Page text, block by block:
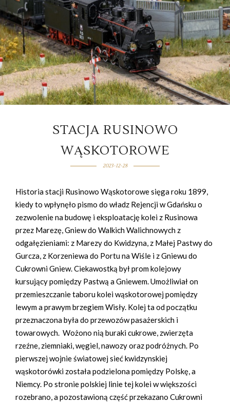
STACJA RUSINOWO
WĄSKOTOROWE
2023-12-28
Historia stacji Rusinowo Wąskotorowe sięga roku 1899,
kiedy to wpłynęło pismo do władz Rejencji w Gdańsku o
zezwolenie na budowę i eksploatację kolei z Rusinowa
przez Marezę, Gniew do Walkich Walichnowych z
odgałęzieniami: z Marezy do Kwidzyna, z Małej Pastwy do
Gurcza, z Korzeniewa do Portu na Wiśle i z Gniewu do
Cukrowni Gniew. Ciekawostką był prom kolejowy
kursujący pomiędzy Pastwą a Gniewem. Umożliwiał on
przemieszczanie taboru kolei wąskotorowej pomiędzy
lewym a prawym brzegiem Wisły. Kolej ta od początku
przeznaczona była do przewozów pasażerskich i
towarowych. Wożono nią buraki cukrowe, zwierzęta
rzeźne, ziemniaki, węgiel, nawozy oraz podróżnych. Po
pierwszej wojnie światowej sieć kwidzynskiej
wąskotorówki została podzielona pomiędzy Polskę, a
Niemcy. Po stronie polskiej linie tej kolei w większości
rozebrano, a pozostawioną część przekazano Cukrowni